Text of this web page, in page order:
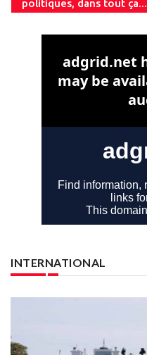
politiques, dans tout ça...
INTERNATIONAL